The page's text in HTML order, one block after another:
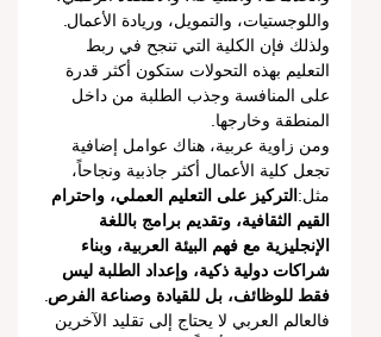
واللوجستيات، والتمويل، وريادة الأعمال.
ولذلك فإن الكلية التي تنجح في ربط
التعليم بهذه التحولات ستكون أكثر قدرة
على المنافسة وجذب الطلبة من داخل
المنطقة وخارجها.
ومن زاوية عربية، هناك عوامل إضافية
تجعل كلية الأعمال أكثر جاذبية ونجاحاً،
مثل: التركيز على التعليم العملي، واحترام
القيم الثقافية، وتقديم برامج باللغة
الإنجليزية مع فهم البيئة العربية، وبناء
شراكات دولية ذكية، وإعداد الطلبة ليس
فقط للوظائف، بل للقيادة وصناعة الفرص
فالعالم العربي لا يحتاج إلى تقليد الآخرين